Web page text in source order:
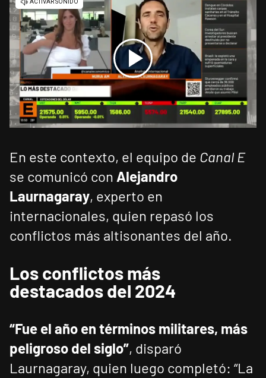
En este contexto, el equipo de Canal E
se comunicó con Alejandro
Laurnagaray, experto en
internacionales, quien repasó los
conflictos más altisonantes del año.
Los conflictos más
destacados del 2024
“Fue el año en términos militares, más
peligroso del siglo”, disparó
Laurnagaray, quien luego completó: “La